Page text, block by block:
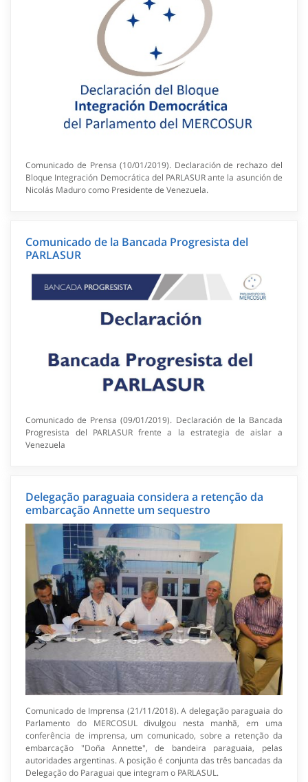
Comunicado de Prensa (10/01/2019). Declaración de rechazo del
Bloque Integración Democrática del PARLASUR ante la asunción de
Nicolás Maduro como Presidente de Venezuela.
Comunicado de la Bancada Progresista del
PARLASUR
Comunicado de Prensa (09/01/2019). Declaración de la Bancada
Progresista del PARLASUR frente a la estrategia de aislar a
Venezuela
Delegação paraguaia considera a retenção da
embarcação Annette um sequestro
Comunicado de Imprensa (21/11/2018). A delegação paraguaia do
Parlamento do MERCOSUL divulgou nesta manhã, em uma
conferência de imprensa, um comunicado, sobre a retenção da
embarcação "Doña Annette", de bandeira paraguaia, pelas
autoridades argentinas. A posição é conjunta das três bancadas da
Delegação do Paraguai que integram o PARLASUL.